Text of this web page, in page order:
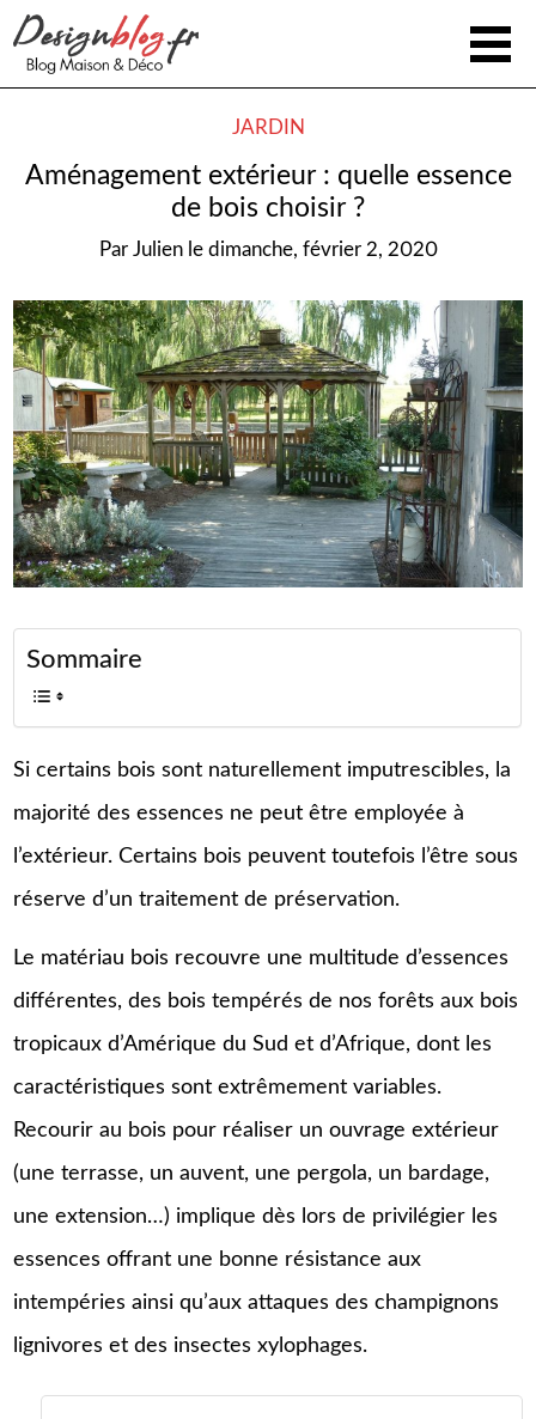
JARDIN
Aménagement extérieur : quelle essence
de bois choisir ?
Par Julien le dimanche, février 2, 2020
Sommaire
Si certains bois sont naturellement imputrescibles, la
majorité des essences ne peut être employée à
l’extérieur. Certains bois peuvent toutefois l’être sous
réserve d’un traitement de préservation.
Le matériau bois recouvre une multitude d’essences
différentes, des bois tempérés de nos forêts aux bois
tropicaux d’Amérique du Sud et d’Afrique, dont les
caractéristiques sont extrêmement variables.
Recourir au bois pour réaliser un ouvrage extérieur
(une terrasse, un auvent, une pergola, un bardage,
une extension…) implique dès lors de privilégier les
essences offrant une bonne résistance aux
intempéries ainsi qu’aux attaques des champignons
lignivores et des insectes xylophages.